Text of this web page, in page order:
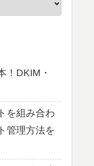
！DKIM・
を組み合わ
管理方法を